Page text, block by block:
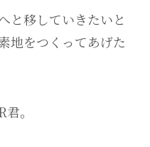
と移していきたいと
地をつくってあげた
。